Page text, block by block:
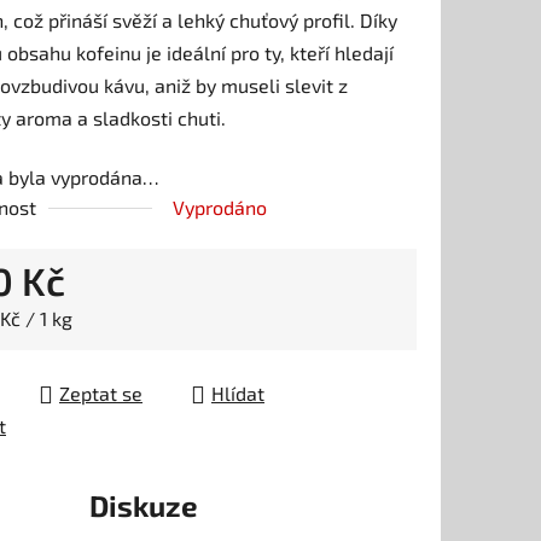
což přináší svěží a lehký chuťový profil. Díky
obsahu kofeinu je ideální pro ty, kteří hledají
kávu, aniž by museli slevit z
aroma a sladkosti chuti.
byla vyprodána…
Vyprodáno
Kč
cena:
/ 1 kg
Zeptat se
Hlídat
Diskuze